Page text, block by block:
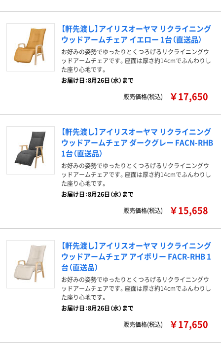
【軒先渡し】アイリスオーヤマ リクライニング
ウッドアームチェア イエロー 1台（直送品）
お好みの姿勢でゆったりとくつろげるリクライニングウ
ッドアームチェアです。座面は厚さ約14cmでふんわりし
た座り心地です。
お届け日：8月26日（水）まで
販売価格(税込)
￥17,650
【軒先渡し】アイリスオーヤマ リクライニング
ウッドアームチェア ダークグレー FACN-RHB
1台（直送品）
お好みの姿勢でゆったりとくつろげるリクライニングウ
ッドアームチェアです。座面は厚さ約14cmでふんわりし
た座り心地です。
お届け日：8月26日（水）まで
販売価格(税込)
￥15,658
【軒先渡し】アイリスオーヤマ リクライニング
ウッドアームチェア アイボリー FACR-RHB 1
台（直送品）
お好みの姿勢でゆったりとくつろげるリクライニングウ
ッドアームチェアです。座面は厚さ約14cmでふんわりし
た座り心地です。
お届け日：8月26日（水）まで
販売価格(税込)
￥17,650